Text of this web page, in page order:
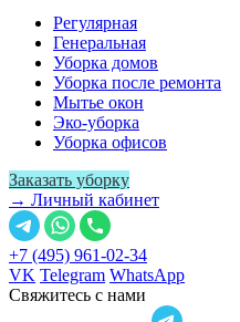
Регулярная
Генеральная
Уборка домов
Уборка после ремонта
Мытье окон
Эко-уборка
Уборка офисов
Заказать уборку
→ Личный кабинет
+7 (495) 961-02-34
VK Telegram WhatsApp
Свяжитесь с нами